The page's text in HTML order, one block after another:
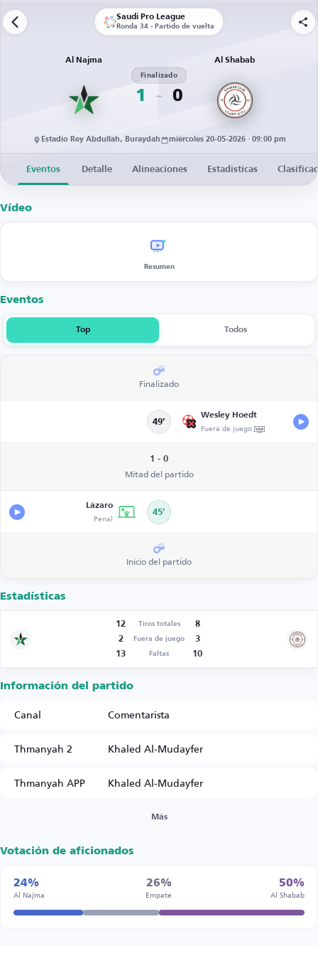
Saudi Pro League
Ronda 34 - Partido de vuelta
Al Najma
1
Finalizado
0
Al Shabab
Estadio Rey Abdullah, Buraydah miércoles 20-05-2026 · 09:00 pm
Eventos Detalle Alineaciones Estadísticas
Vídeo
Resumen
Eventos
Top Todos
Finalizado
49’
Wesley Hoedt
Fuera de juego
1 - 0
Mitad del partido
Lázaro
Penal 45’
Inicio del partido
Estadísticas
12 Tiros totales
8
2
Fuera de juego
3
13
Faltas 10
Información del partido
Canal
Comentarista
Thmanyah 2
Khaled Al-Mudayfer
Thmanyah APP
Khaled Al-Mudayfer
Más
Votación de aficionados
24%
Al Najma
26%
Empate
50%
Al Shabab